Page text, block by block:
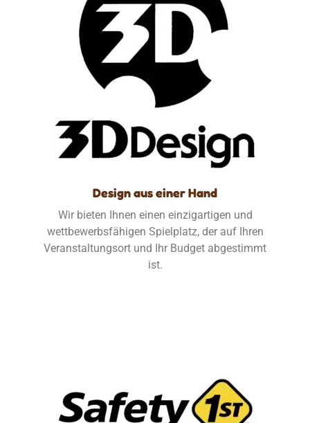
Design aus einer Hand
Wir bieten Ihnen einen einzigartigen und
wettbewerbsfähigen Spielplatz, der auf Ihren
Veranstaltungsort und Ihr Budget abgestimmt
ist.